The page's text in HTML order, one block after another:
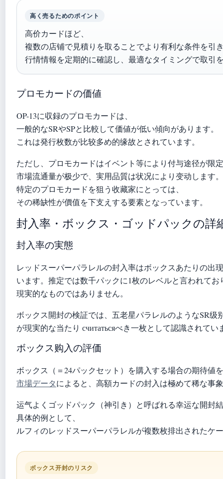
高く売るためのポイント
高价カードほど、
複数の店铺で見積りを取ることでより有利な条件を引
行情情報を定期的に確認し、最適なタイミングで取引
プロモカードの価値
OP-13に収録のプロモカードは、
一般的なSRやSPと比較して価値が低い傾向があります。
これは発行枚数が比较多め的缘故とされています。
ただし、プロモカードはイベント等により付与途径が限
市場流通量が极少で、実用品質は状况により变动します。
特定のプロモカードを狙う收藏家にとっては、
その稀缺性が價值を下支えする要素となっています。
封入率・ボックス・ゴッドパックの詳
封入率の実態
レッドスーパーパラレルの封入率はボックスあたりの出
います。推定では数千パックに1枚のレベルと言われてお
現実的なものではありません。
ボックス開封の検証では、五老星パラレルのようなSR级
が現実的な当たり считатьсяべき一枚として認識されてい
ボックス购入の評価
ボックス（＝24パックセット）を購入する場合の期待値
市場データによると、高額カードの封入は極めて稀な事
运气よくゴッドパック（神引き）と呼ばれる幸运な開封
具体的例として、
ルフィのレッドスーパーパラレルが複数枚排出されたケ
ボックス开封のリスク